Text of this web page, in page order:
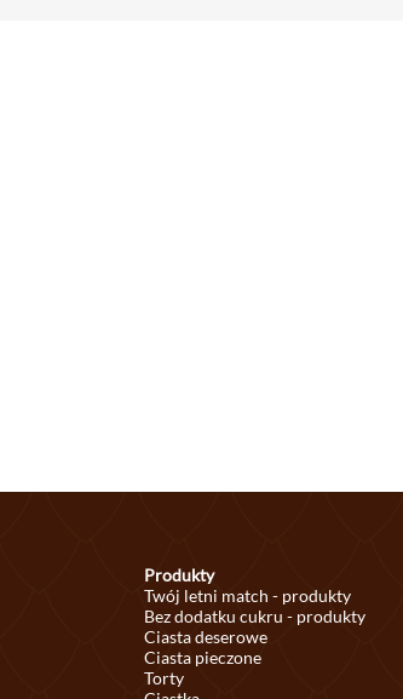
Produkty
Twój letni match - produkty
Bez dodatku cukru - produkty
Ciasta deserowe
Ciasta pieczone
Torty